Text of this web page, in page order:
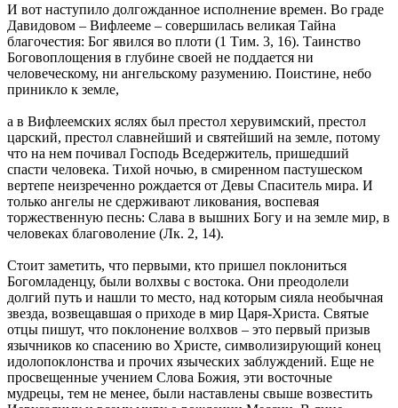
И вот наступило долгожданное исполнение времен. Во граде
Давидовом – Вифлееме – совершилась великая Тайна
благочестия: Бог явился во плоти (1 Тим. 3, 16). Таинство
Боговоплощения в глубине своей не поддается ни
человеческому, ни ангельскому разумению. Поистине, небо
приникло к земле,
а в Вифлеемских яслях был престол херувимский, престол
царский, престол славнейший и святейший на земле, потому
что на нем почивал Господь Вседержитель, пришедший
спасти человека. Тихой ночью, в смиренном пастушеском
вертепе неизреченно рождается от Девы Спаситель мира. И
только ангелы не сдерживают ликования, воспевая
торжественную песнь: Слава в вышних Богу и на земле мир, в
человеках благоволение (Лк. 2, 14).
Стоит заметить, что первыми, кто пришел поклониться
Богомладенцу, были волхвы с востока. Они преодолели
долгий путь и нашли то место, над которым сияла необычная
звезда, возвещавшая о приходе в мир Царя-Христа. Святые
отцы пишут, что поклонение волхвов – это первый призыв
язычников ко спасению во Христе, символизирующий конец
идолопоклонства и прочих языческих заблуждений. Еще не
просвещенные учением Слова Божия, эти восточные
мудрецы, тем не менее, были наставлены свыше возвестить